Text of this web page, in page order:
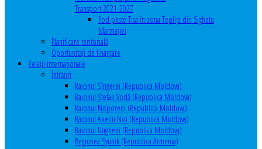
Transport 2021-2027
Pod peste Tisa în zona Teplița din Sighetu
Marmației
Planificare teritorială
Oportunităţi de finanţare
Relaţii internaţionale
Înfrăţiri
Raionul Sîngerei (Republica Moldova)
Raionul Ștefan Vodă (Republica Moldova)
Raionul Nisporeni (Republica Moldova)
Raionul Anenii Noi (Republica Moldova)
Raionul Ungheni (Republica Moldova)
Regiunea Syunik (Republica Armenia)